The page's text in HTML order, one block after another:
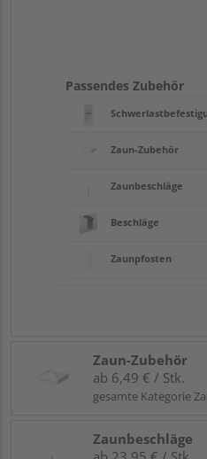
Passendes Zubehör
Zaun-Zubehör
Zaunbeschläge
Beschläge
Zaunpfosten
Zaun-Zubehör
ab 6,49 € / Stk.
gesamte Kategorie
Zaunbeschläge